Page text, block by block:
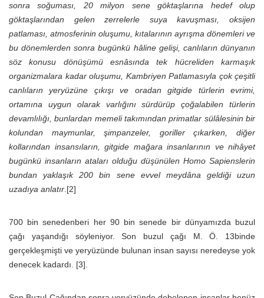
sonra soğuması, 20 milyon sene göktaşlarına hedef olup
göktaşlarından gelen zerrelerle suya kavuşması, oksijen
patlaması, atmosferinin oluşumu, kıtalarının ayrışma dönemleri ve
bu dönemlerden sonra bugünkü hâline gelişi, canlıların dünyanın
söz konusu dönüşümü esnâsında tek hücreliden karmaşık
organizmalara kadar oluşumu, Kambriyen Patlamasıyla çok çeşitli
canlıların yeryüzüne çıkışı ve oradan gitgide türlerin evrimi,
ortamına uygun olarak varlığını sürdürüp çoğalabilen türlerin
devamlılığı, bunlardan memeli takımından primatlar sülâlesinin bir
kolundan maymunlar, şimpanzeler, goriller çıkarken, diğer
kollarından insansıların, gitgide mağara insanlarının ve nihâyet
bugünkü insanların ataları olduğu düşünülen Homo Sapienslerin
bundan yaklaşık 200 bin sene evvel meydâna geldiği uzun
uzadıya anlatır .[2]
700 bin senedenberi her 90 bin senede bir dünyamızda buzul
çağı yaşandığı söyleniyor. Son buzul çağı M. Ö. 13binde
gerçekleşmişti ve yeryüzünde bulunan insan sayısı neredeyse yok
denecek kadardı. [3].